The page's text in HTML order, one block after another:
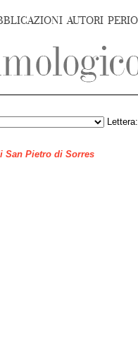
AUTORI
Lettera:
San Pietro di Sorres